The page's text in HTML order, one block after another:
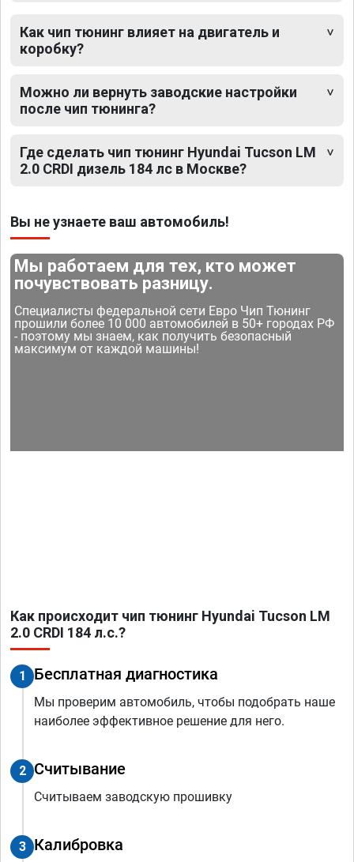
Как чип тюнинг влияет на двигатель и
коробку?
Можно ли вернуть заводские настройки
после чип тюнинга?
Где сделать чип тюнинг Hyundai Tucson LM
2.0 CRDI дизель 184 лс в Москве?
Вы не узнаете ваш автомобиль!
Мы работаем для тех, кто может
почувствовать разницу.
Специалисты федеральной сети Евро Чип Тюнинг
прошили более 10 000 автомобилей в 50+ городах РФ
- поэтому мы знаем, как получить безопасный
максимум от каждой машины!
Как происходит чип тюнинг Hyundai Tucson LM
2.0 CRDI 184 л.с.?
1 Бесплатная диагностика
Мы проверим автомобиль, чтобы подобрать наше
наиболее эффективное решение для него.
2 Считывание
Считываем заводскую прошивку
3 Калибровка